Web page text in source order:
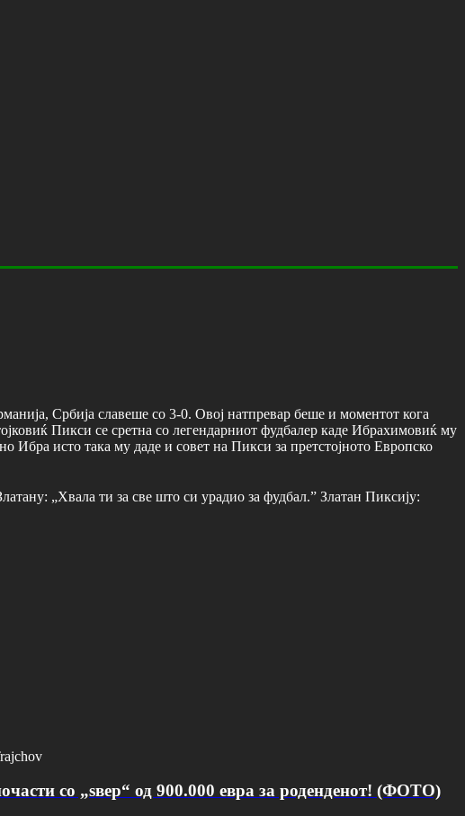
Србија славеше со 3-0. Овој натпревар беше и моментот кога
Пикси се сретна со легендарниот фудбалер каде Ибрахимовиќ му
исто така му даде и совет на Пикси за претстојното Европско
„Хвала ти за све што си урадио за фудбал.” Златан Пиксију:
со „ѕвер“ од 900.000 евра за роденденот! (ФОТО)